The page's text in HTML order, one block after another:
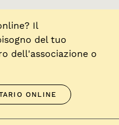
Il
del tuo
dell'associazione o
ONLINE